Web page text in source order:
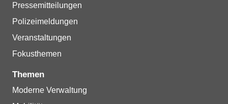
Pressemitteilungen
Polizeimeldungen
Veranstaltungen
Fokusthemen
Themen
Moderne Verwaltung